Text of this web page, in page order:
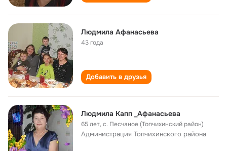
Людмила Афанасьева
43 года
Добавить в друзья
Людмила Капп _Афанасьева
65 лет,с. Песчаное (Топчихинский район)
Администрация Топчихинского района